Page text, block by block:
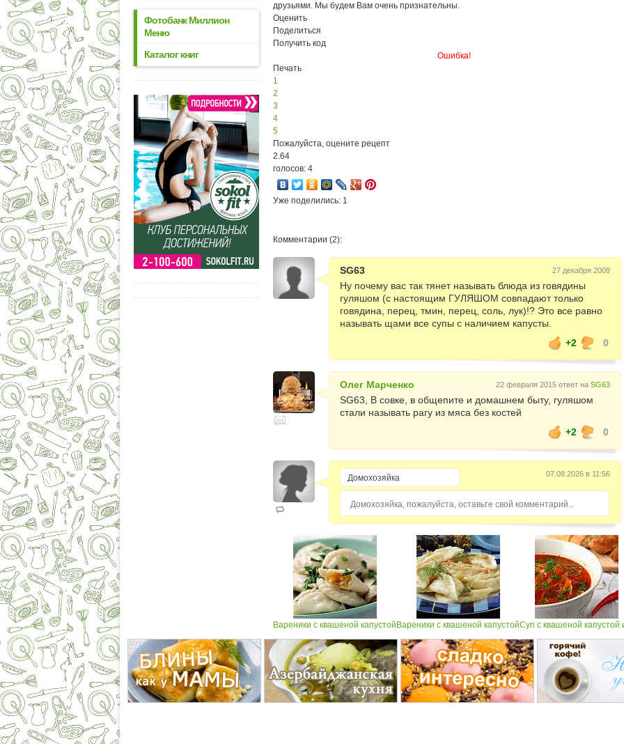
Фотобанк Миллион
Меню
Каталог книг
друзьями. Мы будем Вам очень признательны.
Оценить
Поделиться
Получить код
Ошибка!
Печать
1
2
3
4
5
Пожалуйста, оцените рецепт
2.64
голосов: 4
Уже поделились: 1
Комментарии (2):
SG63 27 декабря 2009
Ну почему вас так тянет называть блюда из говядины
гуляшом (с настоящим ГУЛЯШОМ совпадают только
говядина, перец, тмин, перец, соль, лук)!? Это все равно
называть щами все супы с наличием капусты.
+2
0
Олег Марченко 22 февраля 2015 ответ на SG63
SG63, В совке, в общепите и домашнем быту, гуляшом
стали называть рагу из мяса без костей
+2
0
07.08.2026 в 11:56
Домохозяйка, пожалуйста, оставьте свой комментарий...
Вареники с квашеной капустой Вареники с квашеной капустойСуп с квашеной капустой